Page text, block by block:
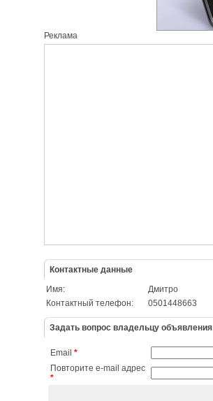
Реклама
Контактные данные
Имя:
Дмитро
Контактный телефон:
0501448663
Задать вопрос владельцу объявления
Email *
Повторите e-mail адрес
*